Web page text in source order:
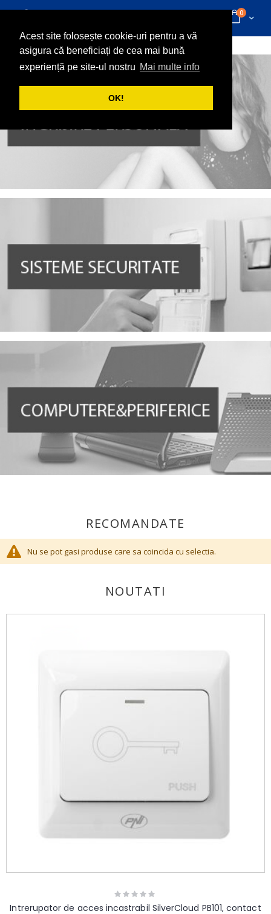
Acest site folosește cookie-uri pentru a vă
asigura că beneficiați de cea mai bună
experiență pe site-ul nostru Mai multe info
OK!
Cart
0articole
RECOMANDATE
Nu se pot gasi produse care sa coincida cu selectia.
NOUTATI
Rating:
0%
Intrerupator de acces incastrabil SilverCloud PB101, contact